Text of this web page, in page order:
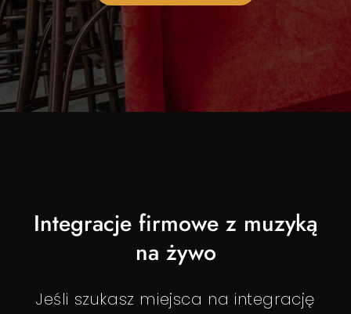
Integracje firmowe z muzyką
na żywo
Jeśli szukasz miejsca na integrację